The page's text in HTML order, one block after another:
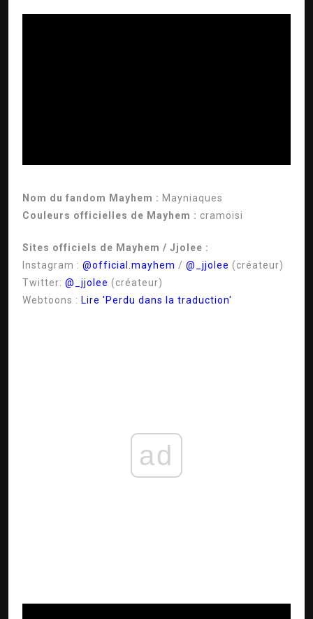
Nom du fandom Mayhem : Mayniaques
Couleurs officielles de Mayhem : cramoisi
Sites officiels de Mayhem / Jjolee :
Instagram : @official.mayhem / @_jjolee (créateur)
Twitter: @_jjolee (créateur)
Webtoons : Lire 'Perdu dans la traduction'
ad